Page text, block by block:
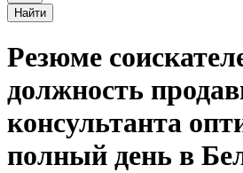
Найти
Резюме
должность
консультанта
полный день в